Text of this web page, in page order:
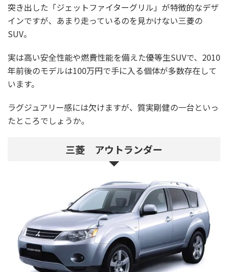
突き出した「ジェットファイターグリル」が特徴的なデザ
インですが、あまり走っているのを見かけない三菱の
SUV。
実は高い安全性能や燃費性能を備えた優等生SUVで、2010
年前後のモデルは100万円で手に入る個体が多数存在して
います。
ラグジュアリー感には欠けますが、質実剛健の一台といっ
たところでしょうか。
三菱 アウトランダー